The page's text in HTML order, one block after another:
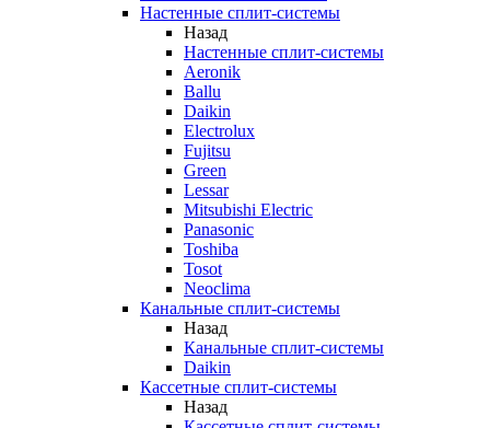
Настенные сплит-системы
Назад
Настенные сплит-системы
Aeronik
Ballu
Daikin
Electrolux
Fujitsu
Green
Lessar
Mitsubishi Electric
Panasonic
Toshiba
Tosot
Neoclima
Канальные сплит-системы
Назад
Канальные сплит-системы
Daikin
Кассетные сплит-системы
Назад